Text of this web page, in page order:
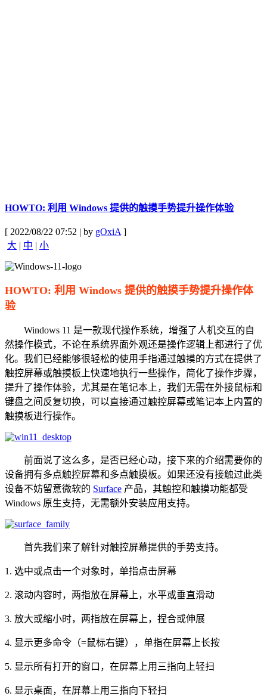
HOWTO: 利用 Windows 提供的触摸手势提升操作体验
[ 2022/08/22 07:52 | by gOxiA]
大 | 中 | 小
HOWTO: 利用 Windows 提供的触摸手势提升操作体
验
Windows 11 是一款现代操作系统，增强了人机交互的自
然操作模式，不论在系统界面外观还是操作逻辑上都进行了优
化。我们已经能够很轻松的使用手指通过触摸的方式在提供了
触控屏幕或触摸板上快速地执行一些操作，简化了操作步骤，
提升了操作体验，尤其是在笔记本上，我们无需在外接鼠标和
键盘之间反复切换，可以直接通过触控屏幕或笔记本上内置的
触摸板进行操作。
前面说了这么多，是否已经心动，接下来的介绍需要你的
设备拥有多点触控屏幕和多点触摸板。如果还没有接触过此类
设备不妨留意微软的 Surface 产品，其触控和触摸功能都受
Windows 原生支持，无需额外安装应用支持。
首先我们来了解针对触控屏幕提供的手势支持。
1. 选中或点击一个对象时，单指点击屏幕
2. 滚动内容时，两指放在屏幕上，水平或垂直滑动
3. 放大或缩小时，两指放在屏幕上，捏合或伸展
4. 显示更多命令（=鼠标右键），单指在屏幕上长按
5. 显示所有打开的窗口，在屏幕上用三指向上轻扫
6. 显示桌面，在屏幕上用三指向下轻扫